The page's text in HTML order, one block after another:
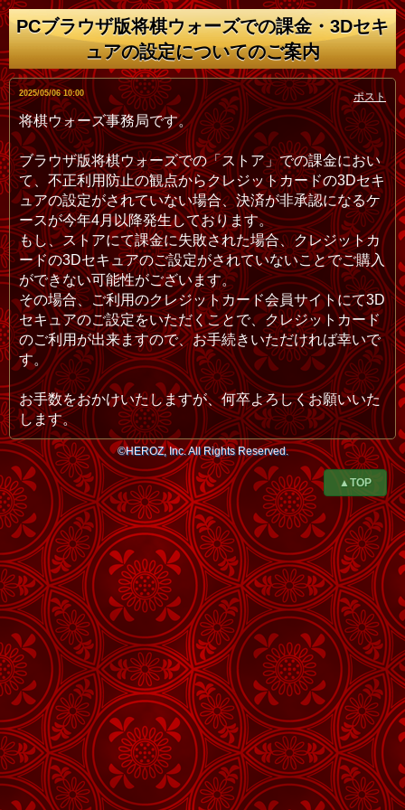
PCブラウザ版将棋ウォーズでの課金・3Dセキ
ュアの設定についてのご案内
ポスト
2025/05/06 10:00
将棋ウォーズ事務局です。
ブラウザ版将棋ウォーズでの「ストア」での課金におい
て、不正利用防止の観点からクレジットカードの3Dセキ
ュアの設定がされていない場合、決済が非承認になるケ
ースが今年4月以降発生しております。
もし、ストアにて課金に失敗された場合、クレジットカ
ードの3Dセキュアのご設定がされていないことでご購入
ができない可能性がございます。
その場合、ご利用のクレジットカード会員サイトにて3D
セキュアのご設定をいただくことで、クレジットカード
のご利用が出来ますので、お手続きいただければ幸いで
す。
お手数をおかけいたしますが、何卒よろしくお願いいた
します。
©HEROZ, Inc. All Rights Reserved.
▲TOP